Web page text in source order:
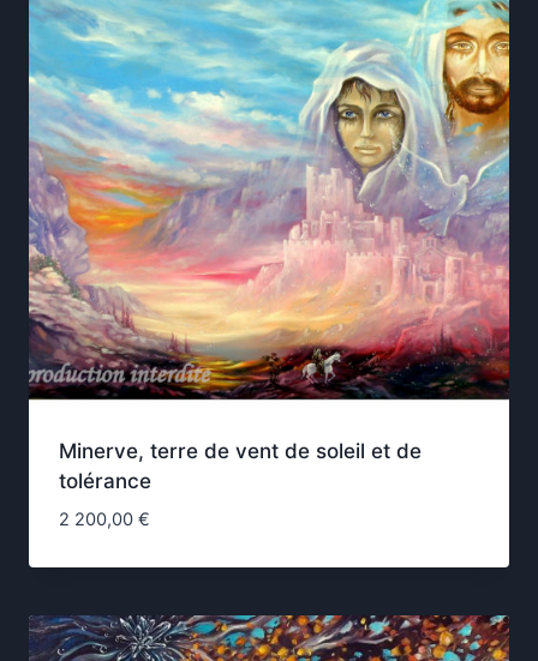
Minerve, terre de vent de soleil et de
tolérance
2 200,00 €